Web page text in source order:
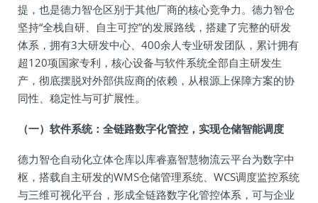
提，也是德力智仓区别于其他厂商的核心竞争力。德力智仓
坚持“全栈自研、自主可控”的发展路线，搭建了完整的研发
体系，拥有3大研发中心、400余人专业研发团队，累计拥有
超120项国家专利，核心设备与软件系统全部自主研发生
产，彻底摆脱对外部供应商的依赖，从根源上保障方案的协
同性、稳定性与可扩展性。
（一）软件系统：全链路数字化管控，实现仓储智能调度
德力智仓自动化立体仓库以库睿嘉智慧物流云平台为数字中
枢，搭载自主研发的WMS仓储管理系统、WCS调度监控系统
与三维可视化平台，形成全链路数字化管控体系，可与企业